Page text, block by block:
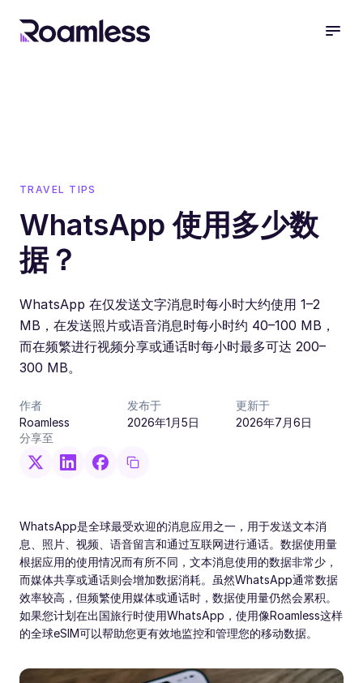
TRAVEL TIPS
WhatsApp 使用多少数
据？
WhatsApp 在仅发送文字消息时每小时大约使用 1–2
MB，在发送照片或语音消息时每小时约 40–100 MB，
而在频繁进行视频分享或通话时每小时最多可达 200–
300 MB。
作者
Roamless
发布于
2026年1月5日
更新于
2026年7月6日
分享至
WhatsApp是全球最受欢迎的消息应用之一，用于发送文本消
息、照片、视频、语音留言和通过互联网进行通话。数据使用量
根据应用的使用情况而有所不同，文本消息使用的数据非常少，
而媒体共享或通话则会增加数据消耗。虽然WhatsApp通常数据
效率较高，但频繁使用媒体或通话时，数据使用量仍然会累积。
如果您计划在出国旅行时使用WhatsApp，使用像Roamless这样
的全球eSIM可以帮助您更有效地监控和管理您的移动数据。